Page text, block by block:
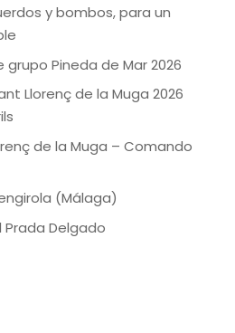
y bombos, para un
Pineda de Mar 2026
Llorenç de la Muga 2026
de la Muga – Comando
(Málaga)
Prada Delgado